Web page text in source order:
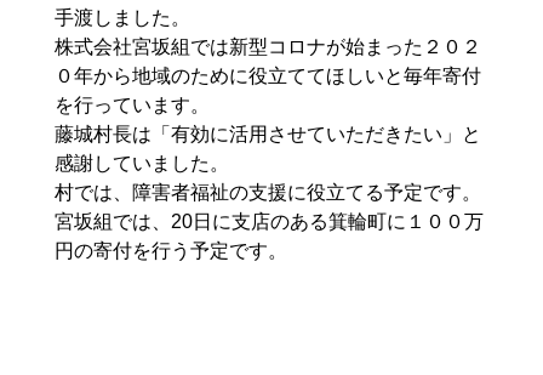
手渡しました。
株式会社宮坂組では新型コロナが始まった２０２
０年から地域のために役立ててほしいと毎年寄付
を行っています。
藤城村長は「有効に活用させていただきたい」と
感謝していました。
村では、障害者福祉の支援に役立てる予定です。
宮坂組では、20日に支店のある箕輪町に１００万
円の寄付を行う予定です。